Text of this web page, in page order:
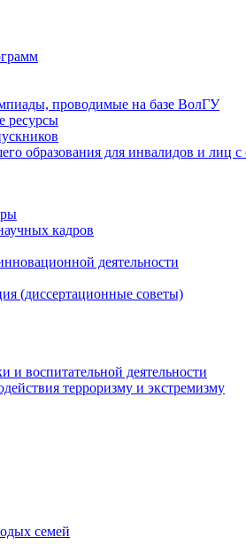
проводимые на базе ВолГУ
ресурсы
образования для инвалидов и лиц
кадров
деятельности
(диссертационные советы)
воспитательной деятельности
терроризму и экстремизму
семей